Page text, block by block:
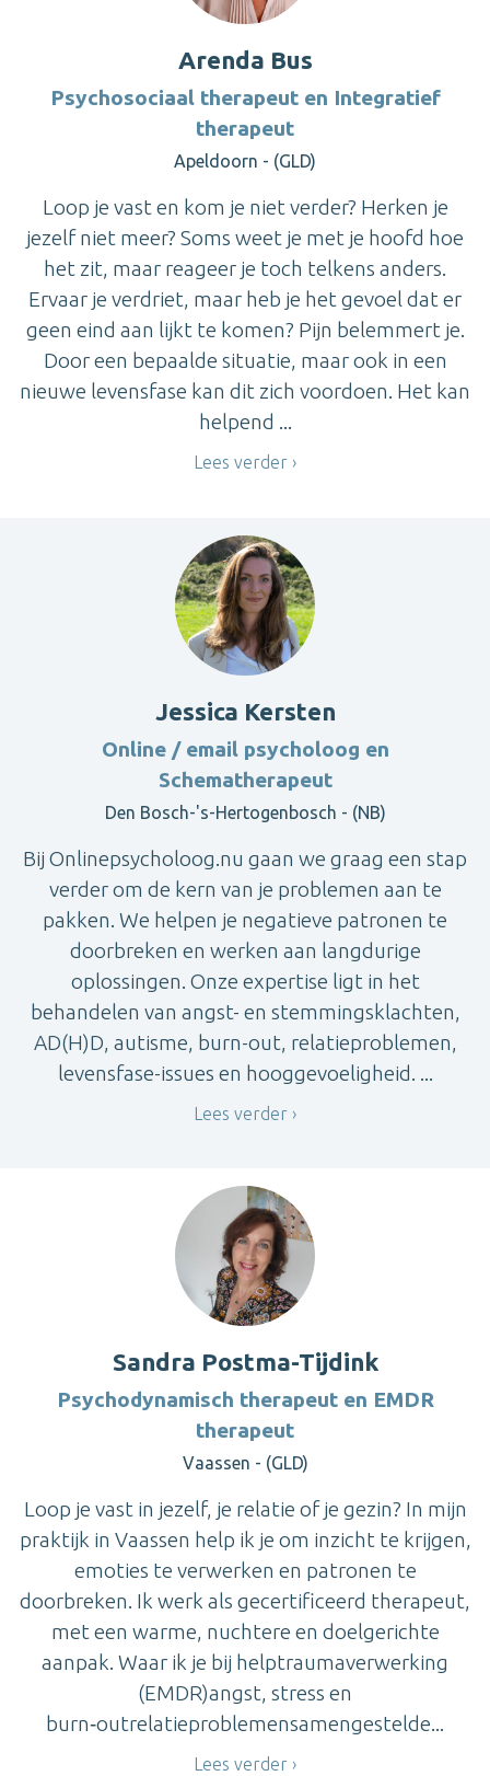
Arenda Bus
Psychosociaal therapeut en Integratief
therapeut
Apeldoorn - (GLD)
Loop je vast en kom je niet verder? Herken je
jezelf niet meer? Soms weet je met je hoofd hoe
het zit, maar reageer je toch telkens anders.
Ervaar je verdriet, maar heb je het gevoel dat er
geen eind aan lijkt te komen? Pijn belemmert je.
Door een bepaalde situatie, maar ook in een
nieuwe levensfase kan dit zich voordoen. Het kan
helpend ...
Lees verder
Jessica Kersten
Online / email psycholoog en
Schematherapeut
Den Bosch-'s-Hertogenbosch - (NB)
Bij Onlinepsycholoog.nu gaan we graag een stap
verder om de kern van je problemen aan te
pakken. We helpen je negatieve patronen te
doorbreken en werken aan langdurige
oplossingen. Onze expertise ligt in het
behandelen van angst- en stemmingsklachten,
AD(H)D, autisme, burn-out, relatieproblemen,
levensfase-issues en hooggevoeligheid. ...
Lees verder
Sandra Postma-Tijdink
Psychodynamisch therapeut en EMDR
therapeut
Vaassen - (GLD)
Loop je vast in jezelf, je relatie of je gezin? In mijn
praktijk in Vaassen help ik je om inzicht te krijgen,
emoties te verwerken en patronen te
doorbreken. Ik werk als gecertificeerd therapeut,
met een warme, nuchtere en doelgerichte
aanpak. Waar ik je bij helptraumaverwerking
(EMDR)angst, stress en
burn‑outrelatieproblemensamengestelde...
Lees verder